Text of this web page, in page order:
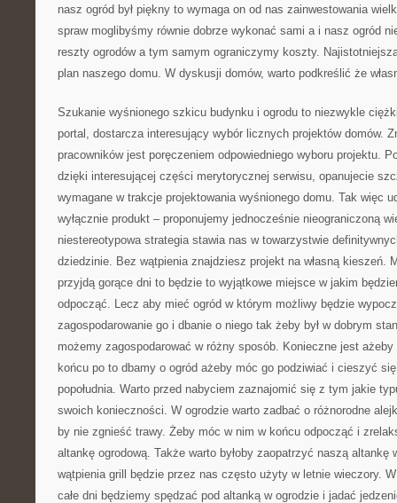
nasz ogród był piękny to wymaga on od nas zainwestowania
spraw moglibyśmy równie dobrze wykonać sami a i nasz ogród
reszty ogrodów a tym samym ograniczymy koszty.
plan naszego domu. W dyskusji domów, warto podkreślić że
Szukanie wyśnionego szkicu budynku i ogrodu to niezwykle
portal, dostarcza interesujący wybór licznych projektów domów.
pracowników jest poręczeniem odpowiedniego wyboru projektu.
dzięki interesującej części merytorycznej serwisu, opanujecie
wymagane w trakcje projektowania wyśnionego domu. Tak więc
wyłącznie produkt – proponujemy jednocześnie nieograniczoną
niestereotypowa strategia stawia nas w towarzystwie
dziedzinie. Bez wątpienia znajdziesz projekt na własną kieszeń.
przyjdą gorące dni to będzie to wyjątkowe miejsce w jakim
odpocząć. Lecz aby mieć ogród w którym możliwy będzie
zagospodarowanie go i dbanie o niego tak żeby był w dobrym
możemy zagospodarować w różny sposób. Konieczne jest
końcu po to dbamy o ogród ażeby móc go podziwiać i cieszyć
popołudnia. Warto przed nabyciem zaznajomić się z tym jakie
swoich konieczności. W ogrodzie warto zadbać o różnorodne
by nie zgnieść trawy. Żeby móc w nim w końcu odpocząć i
altankę ogrodową. Także warto byłoby zaopatrzyć naszą altankę
wątpienia grill będzie przez nas często użyty w letnie wieczory.
całe dni będziemy spędzać pod altanką w ogrodzie i jadać